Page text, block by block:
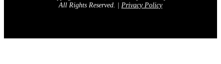
All Rights Reserved.
Privacy Policy